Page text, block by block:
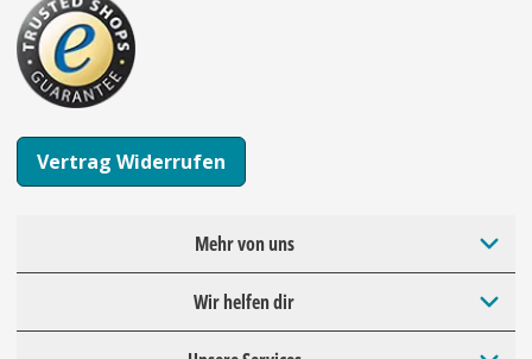
Vertrag Widerrufen
Mehr von uns
Wir helfen dir